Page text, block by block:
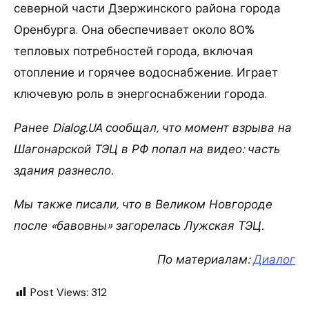
северной части Дзержинского района города
Оренбурга. Она обеспечивает около 80%
тепловых потребностей города, включая
отопление и горячее водоснабжение. Играет
ключевую роль в энергоснабжении города.
Ранее Dialog.UA сообщал, что момент взрыва на
Шагонарской ТЭЦ в РФ попал на видео: часть
здания разнесло.
Мы также писали, что в Великом Новгороде
после «бавовны» загорелась Лужская ТЭЦ.
По материалам:Диалог
Post Views: 312